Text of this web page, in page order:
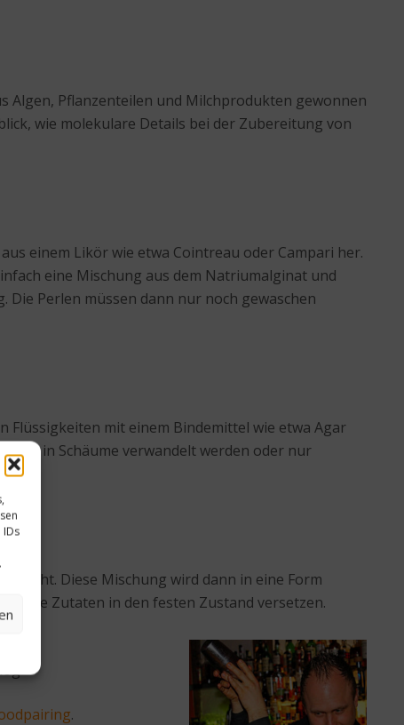
IDs
Algen, Pflanzenteilen und Milchprodukten gewonnen
wie molekulare Details bei der Zubereitung von
einem Likör wie etwa Cointreau oder Campari her.
eine Mischung aus dem Natriumalginat und
Perlen müssen dann nur noch gewaschen
Flüssigkeiten mit einem Bindemittel wie etwa Agar
in Schäume verwandelt werden oder nur
Diese Mischung wird dann in eine Form
Zutaten in den festen Zustand versetzen.
.